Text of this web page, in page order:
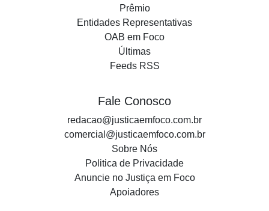
Prêmio
Entidades Representativas
OAB em Foco
Últimas
Feeds RSS
Fale Conosco
redacao@justicaemfoco.com.br
comercial@justicaemfoco.com.br
Sobre Nós
Politica de Privacidade
Anuncie no Justiça em Foco
Apoiadores